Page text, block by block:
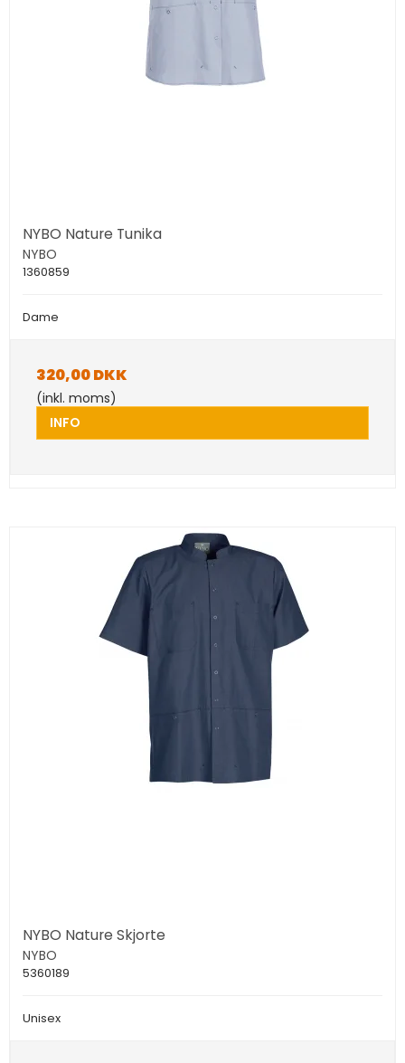
NYBO Nature Tunika
NYBO
1360859
Dame
320,00 DKK
(inkl. moms)
INFO
NYBO Nature Skjorte
NYBO
5360189
Unisex